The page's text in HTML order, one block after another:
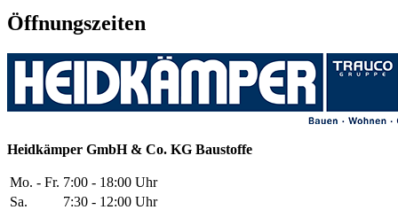
Öffnungszeiten
Heidkämper GmbH & Co. KG Baustoffe
Mo. - Fr. 7:00 - 18:00 Uhr
Sa.
7:30 - 12:00 Uhr